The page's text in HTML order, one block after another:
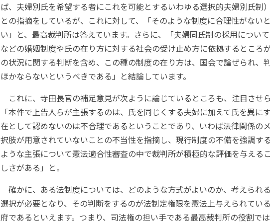
ば、夫婦別氏を希望する者にこれを可能とするいわゆる選択的夫婦別氏制
との指摘をしているが、これに対して、「そのような制度に合理性がない
い」と、最高裁判所は答えています。さらに、「夫婦同氏制の採用につい
などの婚姻制度や氏の在り方に対する社会の受け止め方に依拠するところ
の状況に関する判断を含め、この種の制度の在り方は、国会で論ぜられ、
ほかならないというべきである」と結論しています。
これに、寺田長官の補足意見が次ように論じているところも、注目させ
「本件で上告人らが主張するのは、氏を同じくする夫婦に加えて氏を異に
在として認めないのは不合理であるということであり、いわば法律関係の
択肢が用意されていないことの不当性を指摘し、現行制度の不備を強調す
ような主張について憲法適合性審査の中で裁判所が積極的な評価を与える
しさがある」と。
確かに、ある法制度については、どのような方式がよいのか、考えられ
選択が必要となり、その判断をするのが法制定権限を憲法上与えられてい
府であるといえます。つまり、司法権の担い手である最高裁判所の役割で